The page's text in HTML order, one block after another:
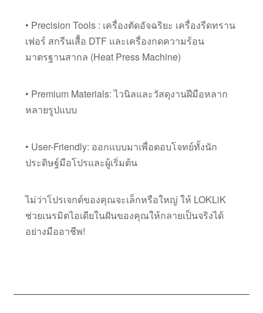
• Precision Tools : เครื่องตัดอัจฉริยะ เครื่องรีดทราน
เฟอร์ สกรีนเสื้อ DTF และเครื่องกดความร้อน
มาตรฐานสากล (Heat Press Machine)
• Premium Materials: ไวนิลและวัสดุงานฝีมือหลาก
หลายรูปแบบ
• User-Friendly: ออกแบบมาเพื่อตอบโจทย์ทั้งนัก
ประดิษฐ์มือโปรและผู้เริ่มต้น
ไม่ว่าโปรเจกต์ของคุณจะเล็กหรือใหญ่ ให้ LOKLiK
ช่วยเนรมิตไอเดียในฝันของคุณให้กลายเป็นจริงได้
อย่างมืออาชีพ!